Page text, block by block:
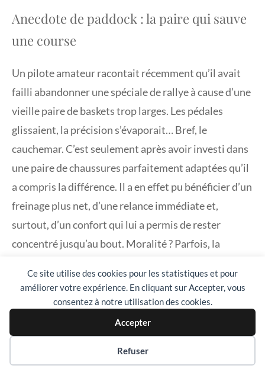
Ce site utilise des cookies pour les statistiques et pour
améliorer votre expérience. En cliquant sur Accepter, vous
consentez à notre utilisation des cookies.
Accepter
Refuser
Préférences des cookies
Anecdote de paddock : la paire qui sauve
une course
Un pilote amateur racontait récemment qu’il avait
failli abandonner une spéciale de rallye à cause d’une
vieille paire de baskets trop larges. Les pédales
glissaient, la précision s’évaporait… Bref, le
cauchemar. C’est seulement après avoir investi dans
une paire de chaussures parfaitement adaptées qu’il
a compris la différence. Il a en effet pu bénéficier d’un
freinage plus net, d’une relance immédiate et,
surtout, d’un confort qui lui a permis de rester
concentré jusqu’au bout. Moralité ? Parfois, la
portez aux pieds. Et pour cause ! Les
modèles Sparco
conformes aux normes FIAsont pensés pour
résister au feu, limiter les chocs et offrir une semelle
fine qui capte chaque vibration.